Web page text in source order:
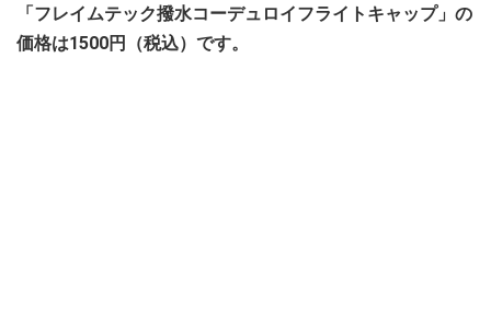
「フレイムテック撥水コーデュロイフライトキャップ」の
価格は1500円（税込）です。